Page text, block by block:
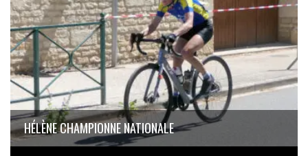
HÉLÈNE CHAMPIONNE NATIONALE